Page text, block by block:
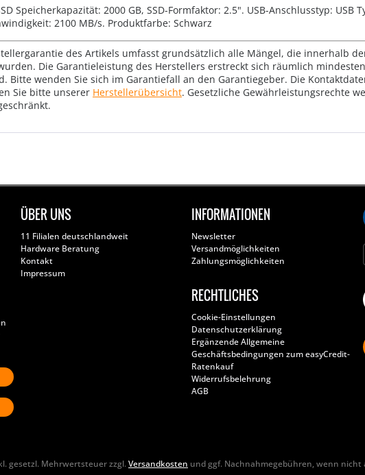
Speicherkapazität: 2000 GB, SSD-Formfaktor: 2.5". USB-Anschlusstyp: USB
2100 MB/s. Produktfarbe: Schwarz
des Artikels umfasst grundsätzlich alle Mängel, die innerhalb
Die Garantieleistung des Herstellers erstreckt sich räumlich
Bitte wenden Sie sich im Garantiefall an den Garantiegeber. Die
Sie bitte unserer Herstellerübersicht. Gesetzliche Gewährleistungsrechte
ÜBER UNS
11 Filialen deutschlandweit
Hardware Beratung
Kontakt
Impressum
INFORMATIONEN
Newsletter
Versandmöglichkeiten
Zahlungsmöglichkeiten
RECHTLICHES
Cookie-Einstellungen
Datenschutzerklärung
Ergänzende Allgemeine
Geschäftsbedingungen zum easyCredit-
Ratenkauf
Widerrufsbelehrung
AGB
gesetzl. Mehrwertsteuer zzgl.Versandkosten und ggf. Nachnahmegebühren, wenn nicht